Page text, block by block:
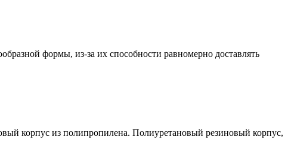
формы, из-за их способности равномерно доставлять
корпус из полипропилена. Полиуретановый резиновый корпус,